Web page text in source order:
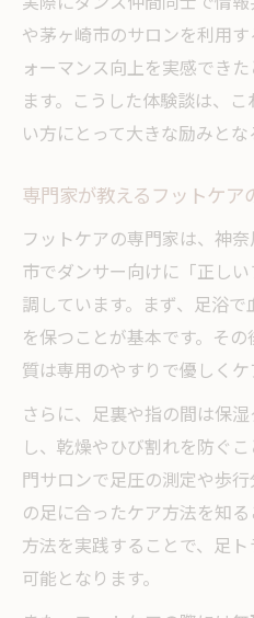
や茅ヶ崎市のサロンを利用
ォーマンス向上を実感でき
ます。こうした体験談は、
い方にとって大きな励みとな
専門家が教えるフットケア
フットケアの専門家は、神
市でダンサー向けに「正し
調しています。まず、足浴
を保つことが基本です。そ
質は専用のやすりで優しくケ
さらに、足裏や指の間は保
し、乾燥やひび割れを防ぐ
門サロンで足圧の測定や歩
の足に合ったケア方法を知
方法を実践することで、足
可能となります。